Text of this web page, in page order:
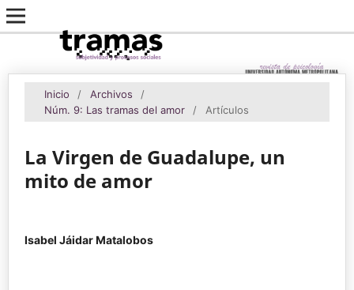
Inicio / Archivos
/
Núm. 9: Las tramas del amor
/ Artículos
La Virgen de Guadalupe, un
mito de amor
Isabel Jáidar Matalobos